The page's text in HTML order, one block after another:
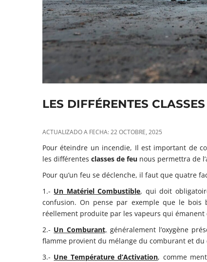
LES DIFFÉRENTES
ACTUALIZADO A FECHA: 22 OCTOBRE, 2025
Pour éteindre un incendie, Il est important de
les différentes classes de feu nous permettra de
Pour qu’un feu se déclenche, il faut que quatre
1.- Un Matériel Combustible, qui doit
confusion. On pense par exemple que le
réellement produite par les vapeurs qui
2.- Un Comburant, généralement l’oxygène
flamme provient du mélange du comburant et
3.- Une Température d’Activation, comme